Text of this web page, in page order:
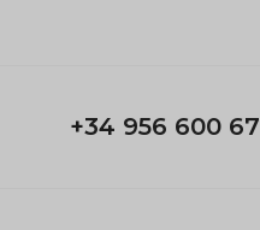
+34 956 600